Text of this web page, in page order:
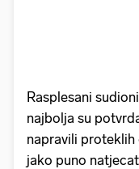
Rasplesani
najbolja su
napravili
jako puno